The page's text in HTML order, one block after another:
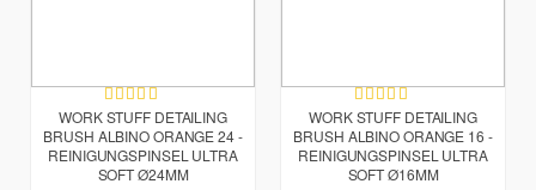
Bewertung:
100%
WORK STUFF DETAILING
BRUSH ALBINO ORANGE 24 -
REINIGUNGSPINSEL ULTRA
SOFT Ø24MM
Bewertung:
100%
WORK STUFF DETAILING
BRUSH ALBINO ORANGE 16 -
REINIGUNGSPINSEL ULTRA
SOFT Ø16MM